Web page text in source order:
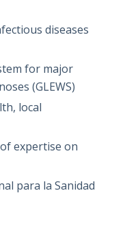
diseases
for major
(GLEWS)
local
expertise on
para la Sanidad